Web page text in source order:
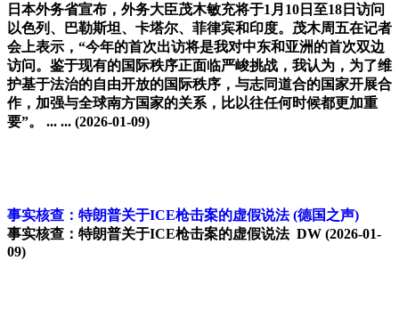
日本外务省宣布，外务大臣茂木敏充将于1月10日至18日访问
以色列、巴勒斯坦、卡塔尔、菲律宾和印度。茂木周五在记者
会上表示，“今年的首次出访将是我对中东和亚洲的首次双边
访问。鉴于现有的国际秩序正面临严峻挑战，我认为，为了维
护基于法治的自由开放的国际秩序，与志同道合的国家开展合
作，加强与全球南方国家的关系，比以往任何时候都更加重
要”。 ... ... (2026-01-09)
事实核查：特朗普关于ICE枪击案的虚假说法 (德国之声)
事实核查：特朗普关于ICE枪击案的虚假说法 DW (2026-01-
09)